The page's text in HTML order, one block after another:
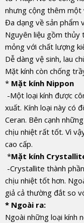
nhưng cộng thêm một
Đa dạng về sản phẩm
Nguyên liệu gồm thủy
mỏng với chất lượng
Dễ dàng vệ sinh, lau
Mặt kính còn chống
* Mặt kính Nippon
-Một loại kính được
xuất. Kính loại này có
Ceran. Bên cạnh
chịu nhiệt rất tốt. Vì
cao cấp.
*Mặt kính
-Crystallite thành
chịu nhiệt tốt hơn.
giả cả thường đắt so
* Ngoài ra:
Ngoài những loại kính